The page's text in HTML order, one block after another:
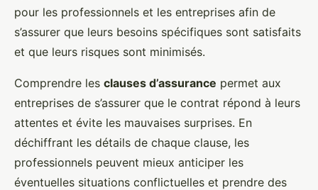
pour les professionnels et les entreprises afin de
s’assurer que leurs besoins spécifiques sont satisfaits
et que leurs risques sont minimisés.
Comprendre les clauses d’assurance permet aux
entreprises de s’assurer que le contrat répond à leurs
attentes et évite les mauvaises surprises. En
déchiffrant les détails de chaque clause, les
professionnels peuvent mieux anticiper les
éventuelles situations conflictuelles et prendre des